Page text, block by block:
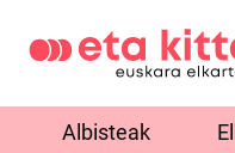
Albisteak